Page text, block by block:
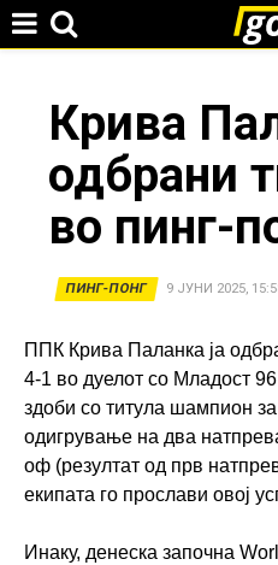
here
Крива
одбрани
во пинг-
ПИНГ-ПОНГ 9 ЈУНИ 2025,
ППК Крива Паланка ја
4-1 во дуелот со Младост
здоби со титула шампион
одигрување на два
оф (резултат од прв
екипата го прослави овој
Инаку, денеска започна